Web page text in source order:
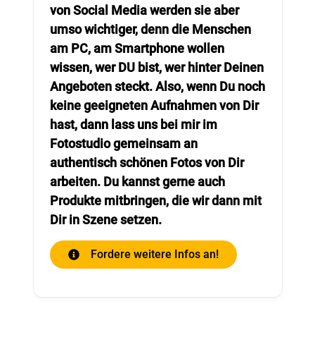
von Social Media werden sie aber
umso wichtiger, denn die Menschen
am PC, am Smartphone wollen
wissen, wer DU bist, wer hinter Deinen
Angeboten steckt. Also, wenn Du noch
keine geeigneten Aufnahmen von Dir
hast, dann lass uns bei mir im
Fotostudio gemeinsam an
authentisch schönen Fotos von Dir
arbeiten. Du kannst gerne auch
Produkte mitbringen, die wir dann mit
Dir in Szene setzen.
Fordere weitere Infos an!